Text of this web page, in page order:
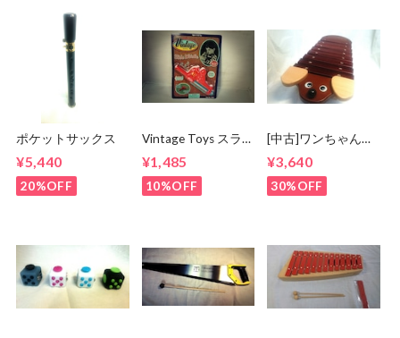
ポケットサックス
¥5,440
20%OFF
Vintage Toys スライ
¥1,485
10%OFF
[中古]ワンちゃんシ
¥3,640
30%OFF